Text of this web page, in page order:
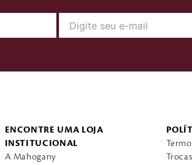
ENCONTRE UMA LOJA
INSTITUCIONAL
A Mahogany